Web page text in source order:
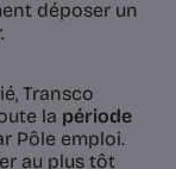
déposer un
Transco
la période
Pôle emploi.
au plus tôt